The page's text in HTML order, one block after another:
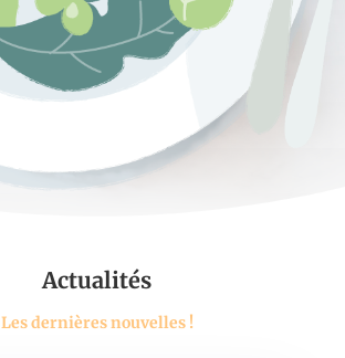
Actualités
Les dernières nouvelles !